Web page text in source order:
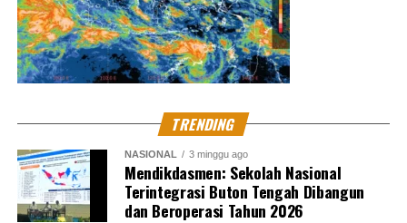
TRENDING
NASIONAL 3 minggu ago
Mendikdasmen: Sekolah Nasional
Terintegrasi Buton Tengah Dibangun
dan Beroperasi Tahun 2026